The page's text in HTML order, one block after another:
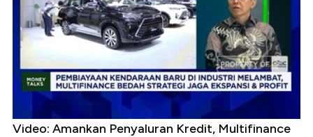
Video: Amankan Penyaluran Kredit, Multifinance